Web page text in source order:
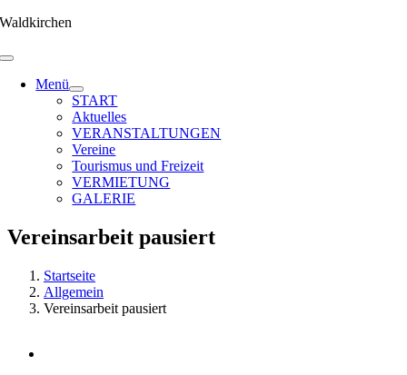
Zum
springen
Waldkirchen
Menü
START
Aktuelles
VERANSTALTUNGEN
Vereine
Tourismus und Freizeit
VERMIETUNG
GALERIE
Vereinsarbeit pausiert
Startseite
Allgemein
Vereinsarbeit pausiert